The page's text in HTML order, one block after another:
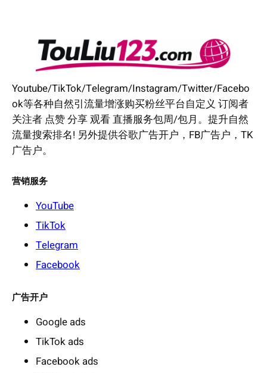
Youtube/TikTok/Telegram/Instagram/Twitter/Facebo
ok等各种自然引流量增涨购买粉丝平台自定义 订阅者
关注者 点赞 分享 观看 直播服务包周/包月。提升自然
流量搜索排名! 另外提供谷歌广告开户，FB广告户，TK
广告户。
营销服务
YouTube
TikTok
Telegram
Facebook
广告开户
Google ads
TikTok ads
Facebook ads